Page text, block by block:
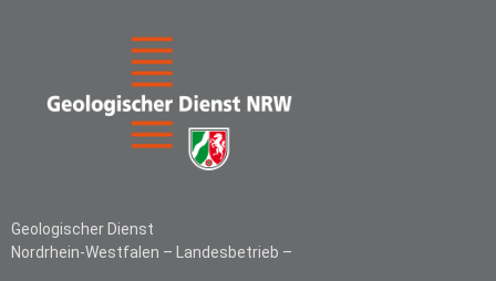
Geologischer Dienst
Nordrhein-Westfalen – Landesbetrieb –